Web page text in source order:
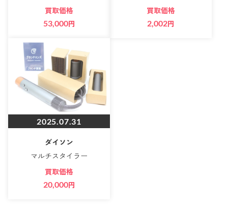
買取価格
53,000円
買取価格
2,002円
2025.07.31
ダイソン
マルチスタイラー
買取価格
20,000円